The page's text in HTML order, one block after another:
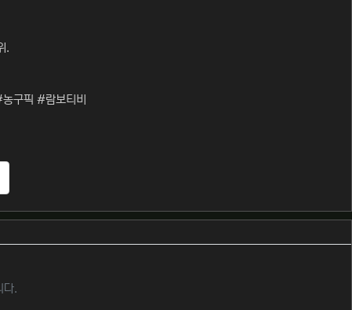
.
구픽 #람보티비
천
다.